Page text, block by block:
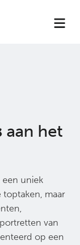
aan het
uniek
maar
van
op een